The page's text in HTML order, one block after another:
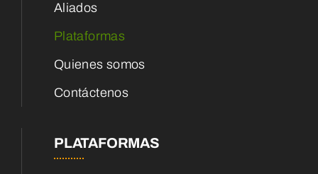
Aliados
Plataformas
Quienes somos
Contáctenos
PLATAFORMAS